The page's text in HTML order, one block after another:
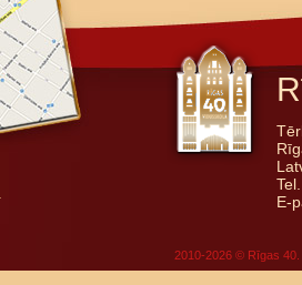
E-
2010-2026 © Rīgas